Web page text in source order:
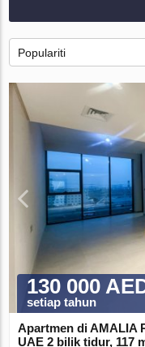
Populariti
130 000
setiap tahun
Apartmen di AMALIA
UAE 2 bilik tidur, 117